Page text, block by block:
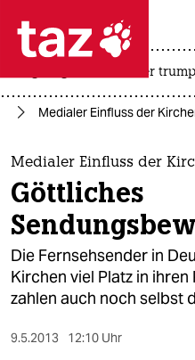
 taz
taz zahl
themen
politik
öko
gesellschaft
usa unter trump
Medialer Einfluss der
Medialer Einfluss der
Göttliches
Die Fernsehsender in
Kirchen viel Platz in
zahlen auch noch selbst
9.5.2013 12:10 Uhr